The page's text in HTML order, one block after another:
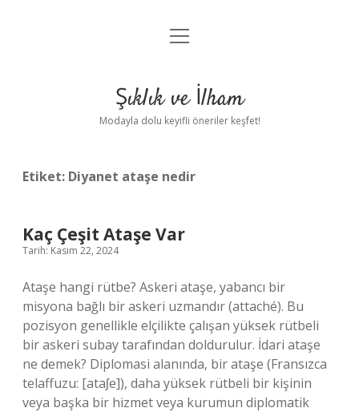
Anasayfa
Yasal Uyarı
menüyü
Şıklık ve İlham
Modayla dolu keyifli öneriler keşfet!
Etiket: Diyanet ataşe nedir
Kaç Çeşit Ataşe Var
Tarih: Kasım 22, 2024
Ataşe hangi rütbe? Askeri ataşe, yabancı bir
misyona bağlı bir askeri uzmandır (attaché). Bu
pozisyon genellikle elçilikte çalışan yüksek rütbeli
bir askeri subay tarafından doldurulur. İdari ataşe
ne demek? Diplomasi alanında, bir ataşe (Fransızca
telaffuzu: [ataʃe]), ​​daha yüksek rütbeli bir kişinin
veya başka bir hizmet veya kurumun diplomatik